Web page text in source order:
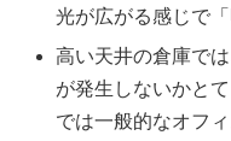
光が広がる感じで
高い天井の倉庫で
が発生しないかと
では一般的なオフ